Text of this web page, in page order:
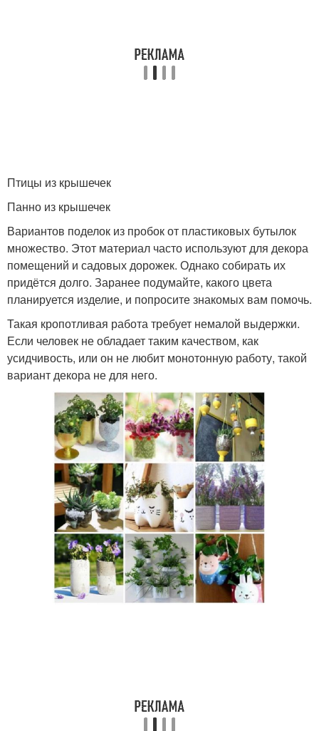
Птицы из крышечек
Панно из крышечек
Вариантов поделок из пробок от пластиковых бутылок
множество. Этот материал часто используют для декора
помещений и садовых дорожек. Однако собирать их
придётся долго. Заранее подумайте, какого цвета
планируется изделие, и попросите знакомых вам помочь.
Такая кропотливая работа требует немалой выдержки.
Если человек не обладает таким качеством, как
усидчивость, или он не любит монотонную работу, такой
вариант декора не для него.